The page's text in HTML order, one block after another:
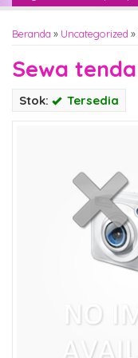
Beranda » Uncategorized »
Sewa
Stok: Tersedia